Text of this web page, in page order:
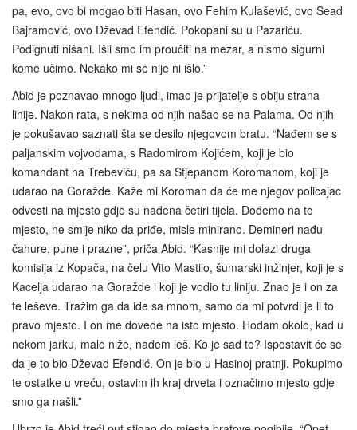
pa, evo, ovo bi mogao biti Hasan, ovo Fehim Kulašević, ovo Sead
Bajramović, ovo Dževad Efendić. Pokopani su u Pazariću.
Podignuti nišani. Išli smo im proučiti na mezar, a nismo sigurni
kome učimo. Nekako mi se nije ni išlo.”
Abid je poznavao mnogo ljudi, imao je prijatelje s obiju strana
linije. Nakon rata, s nekima od njih našao se na Palama. Od njih
je pokušavao saznati šta se desilo njegovom bratu. “Nađem se s
paljanskim vojvodama, s Radomirom Kojićem, koji je bio
komandant na Trebeviću, pa sa Stjepanom Koromanom, koji je
udarao na Goražde. Kaže mi Koroman da će me njegov policajac
odvesti na mjesto gdje su nađena četiri tijela. Dođemo na to
mjesto, ne smije niko da priđe, misle minirano. Demineri nađu
čahure, pune i prazne”, priča Abid. “Kasnije mi dolazi druga
komisija iz Kopača, na čelu Vito Mastilo, šumarski inžinjer, koji je s
Kacelja udarao na Goražde i koji je vodio tu liniju. Znao je i on za
te leševe. Tražim ga da ide sa mnom, samo da mi potvrdi je li to
pravo mjesto. I on me dovede na isto mjesto. Hodam okolo, kad u
nekom jarku, malo niže, nađem leš. Ko je sad to? Ispostavit će se
da je to bio Dževad Efendić. On je bio u Hasinoj pratnji. Pokupimo
te ostatke u vreću, ostavim ih kraj drveta i označimo mjesto gdje
smo ga našli.”